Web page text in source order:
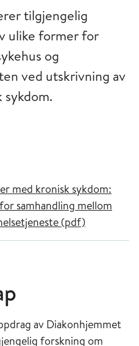
tilgjengelig
ulike former for
og
ved utskrivning av
sykdom.
med kronisk sykdom:
samhandling mellom
(pdf)
av Diakonhjemmet
forskning om